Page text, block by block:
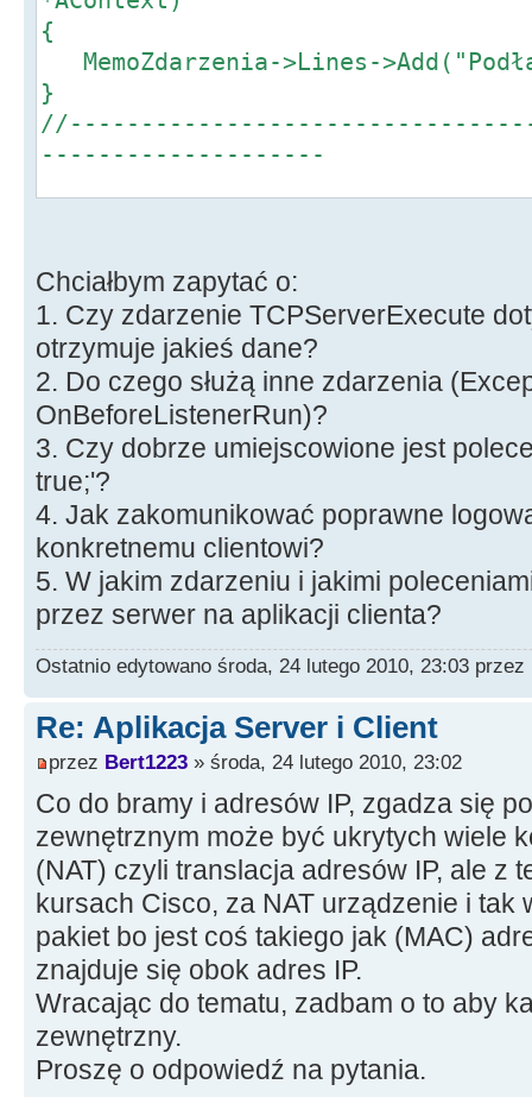
in_addr addr;
for(int i = 0; phe-
{
CopyMemory(&addr, phe-
sizeof(in_addr));
}
}
}
WSACleanup();
return retVal;
}
--------------------
void __fastcall
{
TCPClient->Host = IPSerwer-
TCPClient->Connect();
TCPClient->Socket-
>Text +";" + Pass->Text + ";" +
}
--------------------
{
MemoZdarzenia->Lines-
}
--------------------
*AContext)
{
MemoZdarzenia->Lines-
}
--------------------
void __fastcall
*AContext)
{
TCPServer->Active = true;
String line = AContext-
String ip, login, pass;
int b = 0;
b =
if(b != 0)
{
int a = 0;
line.Delete(1,12); //
a = line.LastDelimiter(";"); //
ostatniego ';'
ip = line;
ip.Delete(1, a); //
Chciałbym zapytać o:
1. Czy zdarzenie TCPServerExecute
otrzymuje jakieś dane?
2. Do czego służą inne zdarzenia
OnBeforeListenerRun)?
3. Czy dobrze umiejscowione jest
true;'?
4. Jak zakomunikować poprawne
konkretnemu clientowi?
5. W jakim zdarzeniu i jakimi
przez serwer na aplikacji clienta?
Ostatnio edytowano środa, 24 lutego 2010, 23:03 przez
Re: Aplikacja Server i Client
przez Bert1223 » środa, 24 lutego 2010, 23:02
Co do bramy i adresów IP, zgadza się
zewnętrznym może być ukrytych wiele
(NAT) czyli translacja adresów IP, ale z
kursach Cisco, za NAT urządzenie i tak
pakiet bo jest coś takiego jak (MAC)
znajduje się obok adres IP.
Wracając do tematu, zadbam o to aby
zewnętrzny.
Proszę o odpowiedź na pytania.